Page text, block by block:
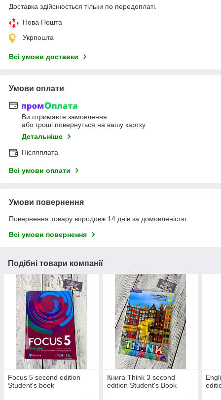
Доставка здійснюється тільки по передоплаті.
Нова Пошта
Укрпошта
Всі умови доставки
Умови оплати
Ви отримаєте замовлення
або гроші повернуться на вашу картку
Детальніше
Післяплата
Всі умови оплати
Умови повернення
Повернення товару впродовж 14 днів за домовленістю
Всі умови повернення
Подібні товари компанії
Focus 5 second edition
Student's book
Книга Think 3 second
edition Student's Book